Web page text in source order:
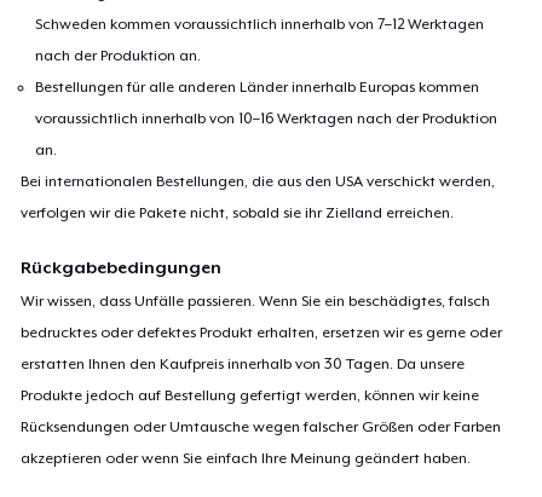
Schweden kommen voraussichtlich innerhalb von 7–12 Werktagen
nach der Produktion an.
Bestellungen für alle anderen Länder innerhalb Europas kommen
voraussichtlich innerhalb von 10–16 Werktagen nach der Produktion
an.
Bei internationalen Bestellungen, die aus den USA verschickt werden,
verfolgen wir die Pakete nicht, sobald sie ihr Zielland erreichen.
Rückgabebedingungen
Wir wissen, dass Unfälle passieren. Wenn Sie ein beschädigtes, falsch
bedrucktes oder defektes Produkt erhalten, ersetzen wir es gerne oder
erstatten Ihnen den Kaufpreis innerhalb von 30 Tagen. Da unsere
Produkte jedoch auf Bestellung gefertigt werden, können wir keine
Rücksendungen oder Umtausche wegen falscher Größen oder Farben
akzeptieren oder wenn Sie einfach Ihre Meinung geändert haben.